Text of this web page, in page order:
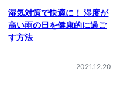
湿気対策で快適に！ 湿度が
高い雨の日を健康的に過ご
す方法
2021.12.20